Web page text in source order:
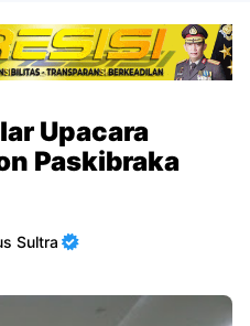
Upacara
Paskibraka
Sultra